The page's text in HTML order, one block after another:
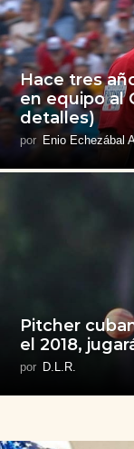
Hace tres
en equipo al
detalles)
por Enio Echezábal
Pitcher
el 2018,
por D.L.R.